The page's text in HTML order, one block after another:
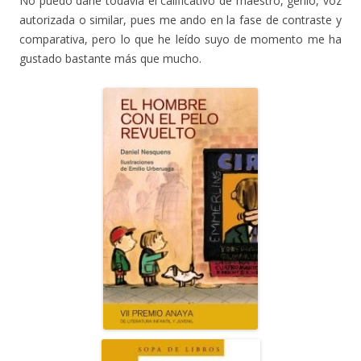
autorizada o similar, pues me ando en la fase de contraste y
comparativa, pero lo que he leído suyo de momento me ha
gustado bastante más que mucho.